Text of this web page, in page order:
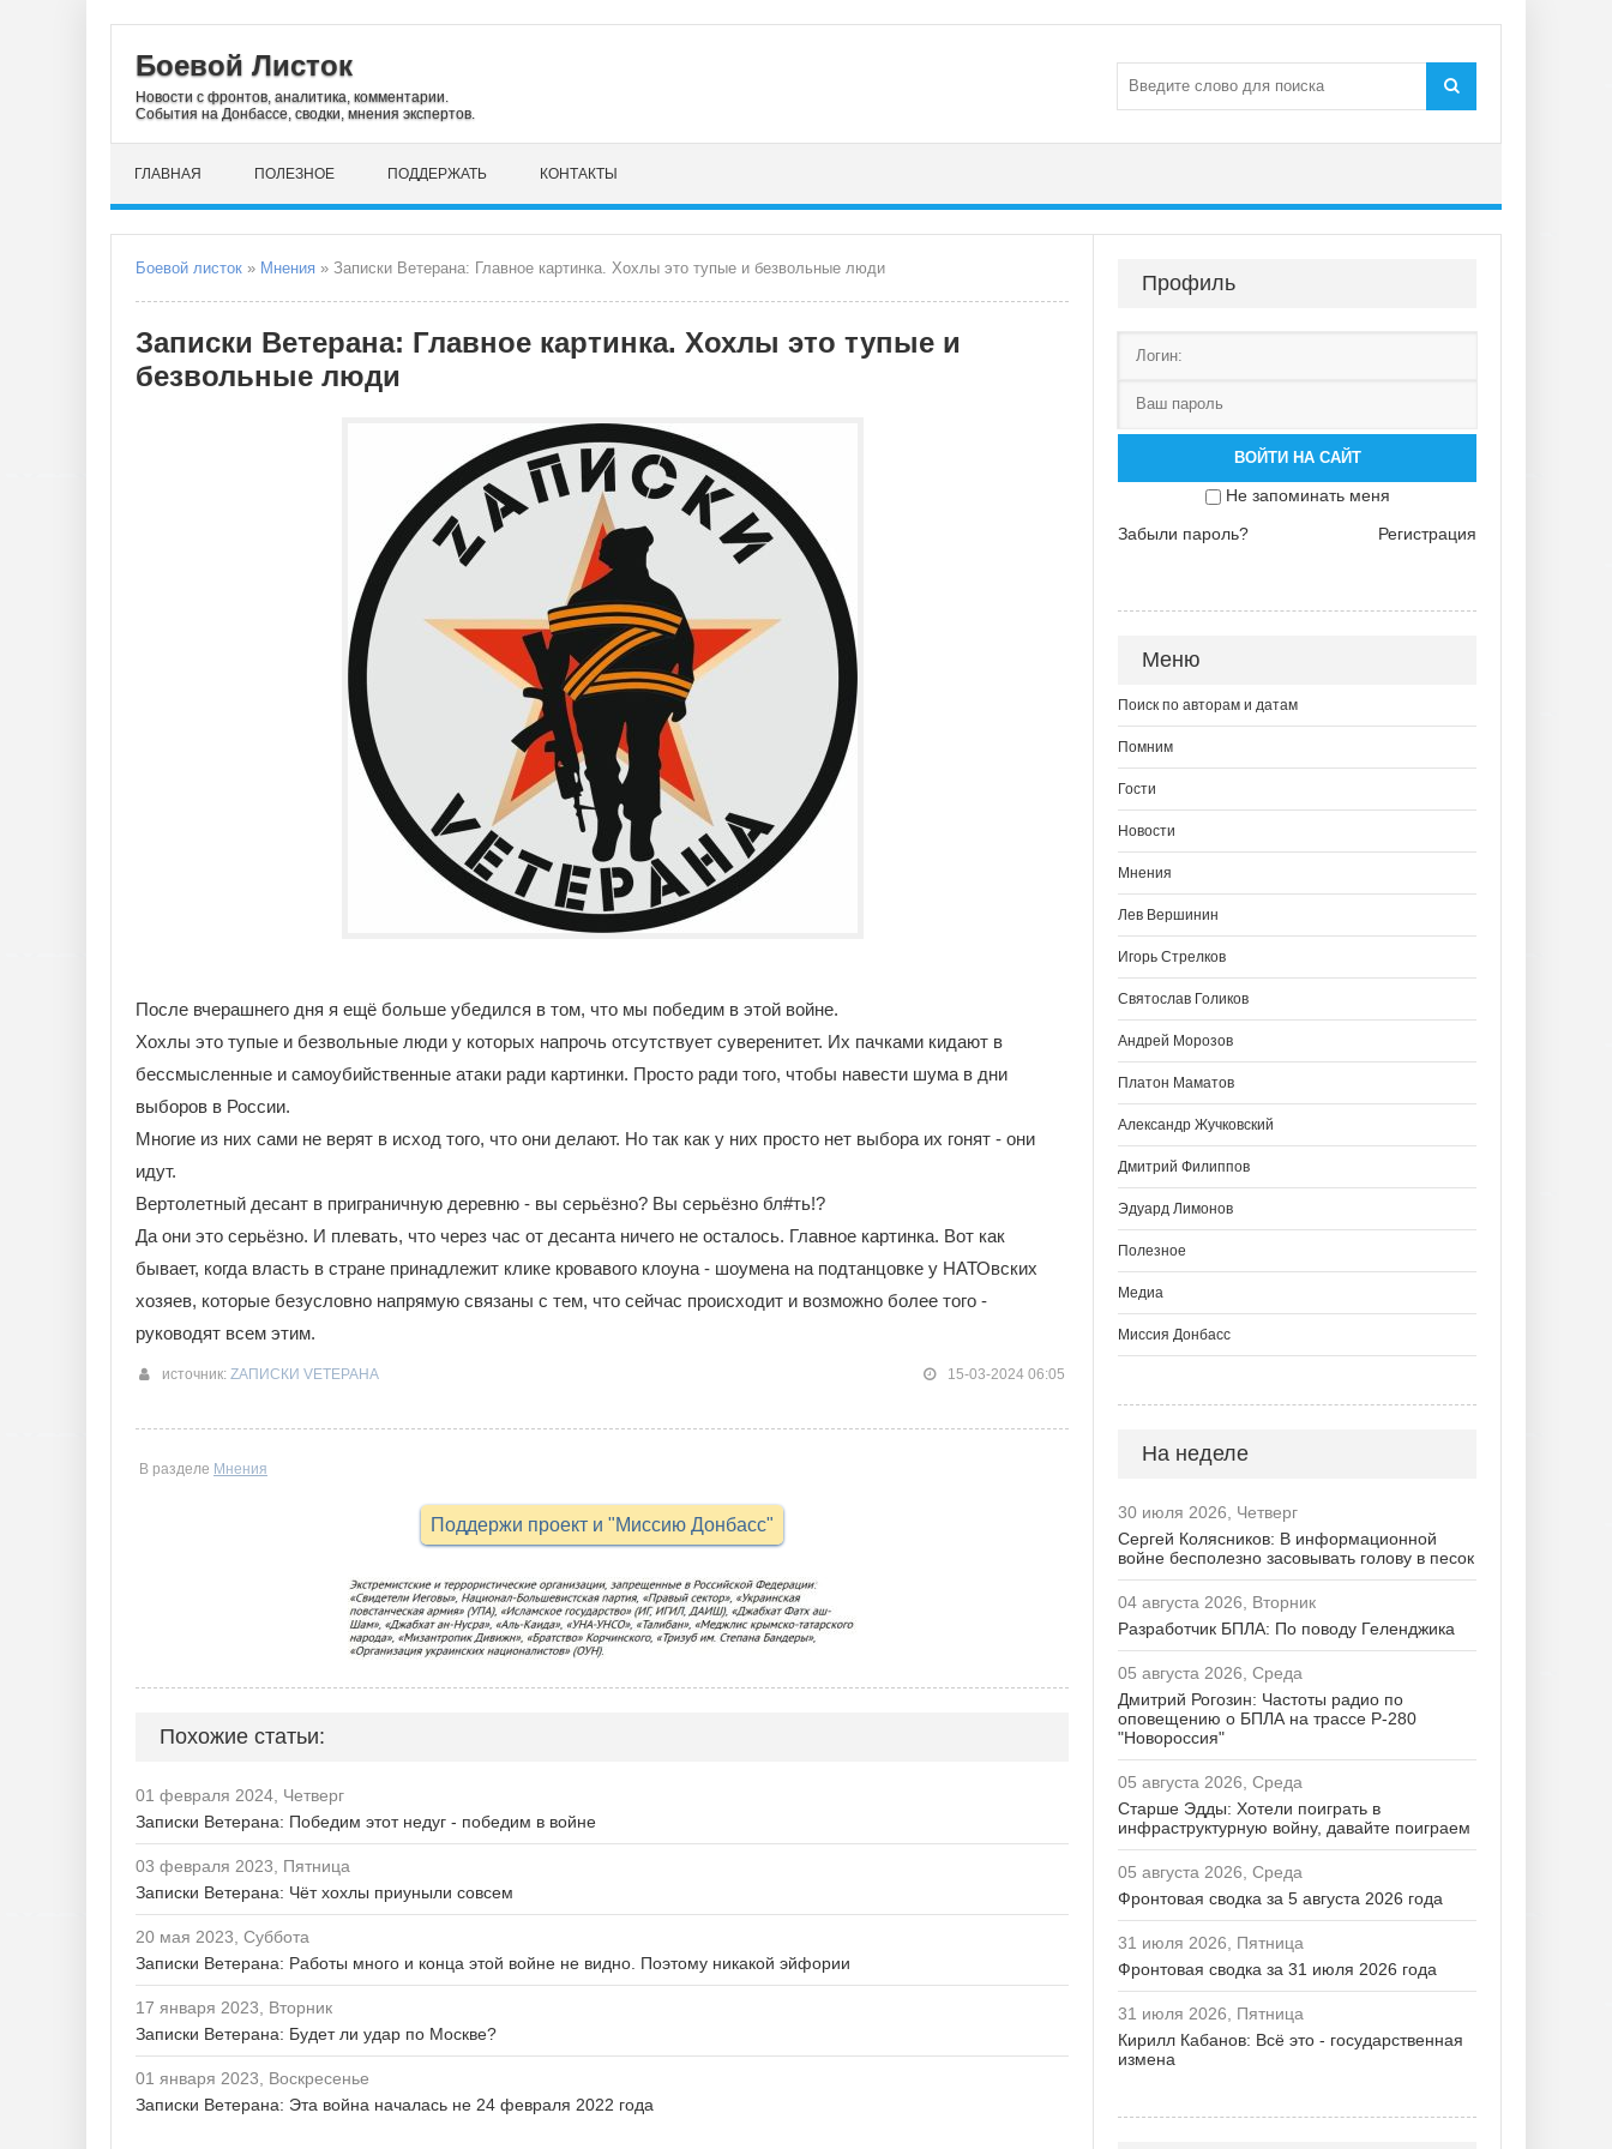
Боевой Листок
Новости с фронтов, аналитика, комментарии.
События на Донбассе, сводки, мнения экспертов.
ГЛАВНАЯ ПОЛЕЗНОЕ ПОДДЕРЖАТЬ КОНТАКТЫ
Боевой листок » Мнения » Записки Ветерана: Главное картинка. Хохлы это тупые и безвольные люди
Записки Ветерана: Главное картинка. Хохлы это тупые и
безвольные люди
После вчерашнего дня я ещё больше убедился в том, что мы победим в этой войне.
Хохлы это тупые и безвольные люди у которых напрочь отсутствует суверенитет. Их пачками кидают в
бессмысленные и самоубийственные атаки ради картинки. Просто ради того, чтобы навести шума в дни
выборов в России.
Многие из них сами не верят в исход того, что они делают. Но так как у них просто нет выбора их гонят - они
идут.
Вертолетный десант в приграничную деревню - вы серьёзно? Вы серьёзно бл#ть!?
Да они это серьёзно. И плевать, что через час от десанта ничего не осталось. Главное картинка. Вот как
бывает, когда власть в стране принадлежит клике кровавого клоуна - шоумена на подтанцовке у НАТОвских
хозяев, которые безусловно напрямую связаны с тем, что сейчас происходит и возможно более того -
руководят всем этим.
источник: ZАПИСКИ VЕТЕРАНА 15-03-2024 06:05
В разделе Мнения
Поддержи проект и "Миссию Донбасс"
Похожие статьи:
01 февраля 2024, Четверг
Записки Ветерана: Победим этот недуг - победим в войне
03 февраля 2023, Пятница
Записки Ветерана: Чёт хохлы приуныли совсем
20 мая 2023, Суббота
Записки Ветерана: Работы много и конца этой войне не видно. Поэтому никакой эйфории
17 января 2023, Вторник
Записки Ветерана: Будет ли удар по Москве?
01 января 2023, Воскресенье
Записки Ветерана: Эта война началась не 24 февраля 2022 года
Профиль
ВОЙТИ НА САЙТ
Не запоминать меня
Забыли пароль?
Регистрация
Меню
Поиск по авторам и датам
Помним
Гости
Новости
Мнения
Лев Вершинин
Игорь Стрелков
Святослав Голиков
Андрей Морозов
Платон Маматов
Александр Жучковский
Дмитрий Филиппов
Эдуард Лимонов
Полезное
Медиа
Миссия Донбасс
На неделе
30 июля 2026, Четверг
Сергей Колясников: В информационной
войне бесполезно засовывать голову в песок
04 августа 2026, Вторник
Разработчик БПЛА: По поводу Геленджика
05 августа 2026, Среда
Дмитрий Рогозин: Частоты радио по
оповещению о БПЛА на трассе Р-280
"Новороссия"
05 августа 2026, Среда
Старше Эдды: Хотели поиграть в
инфраструктурную войну, давайте поиграем
05 августа 2026, Среда
Фронтовая сводка за 5 августа 2026 года
31 июля 2026, Пятница
Фронтовая сводка за 31 июля 2026 года
31 июля 2026, Пятница
Кирилл Кабанов: Всё это - государственная
измена